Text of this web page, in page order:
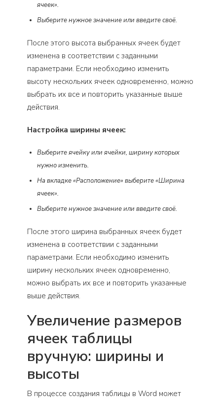
ячеек».
Выберите нужное значение или введите своё.
После этого высота выбранных ячеек будет
изменена в соответствии с заданными
параметрами. Если необходимо изменить
высоту нескольких ячеек одновременно, можно
выбрать их все и повторить указанные выше
действия.
Настройка ширины ячеек:
Выберите ячейку или ячейки, ширину которых
нужно изменить.
На вкладке «Расположение» выберите «Ширина
ячеек».
Выберите нужное значение или введите своё.
После этого ширина выбранных ячеек будет
изменена в соответствии с заданными
параметрами. Если необходимо изменить
ширину нескольких ячеек одновременно,
можно выбрать их все и повторить указанные
выше действия.
Увеличение размеров
ячеек таблицы
вручную: ширины и
высоты
В процессе создания таблицы в Word может